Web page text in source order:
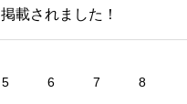
掲載されました！
5 6 7 8